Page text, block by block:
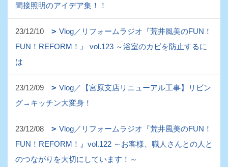
間接照明のアイデア集！！
23/12/10
Vlog／リフォームラジオ『荒井風美のFUN！
FUN！REFORM！』 vol.123 ～浴室のカビを防止するに
は
23/12/09
Vlog／【宮原支店リニューアル工事】リビン
グ→キッチン大変身！
23/12/08
Vlog／リフォームラジオ『荒井風美のFUN！
FUN！REFORM！』vol.122 ～お客様、職人さんとの人と
のつながりを大切にしています！～